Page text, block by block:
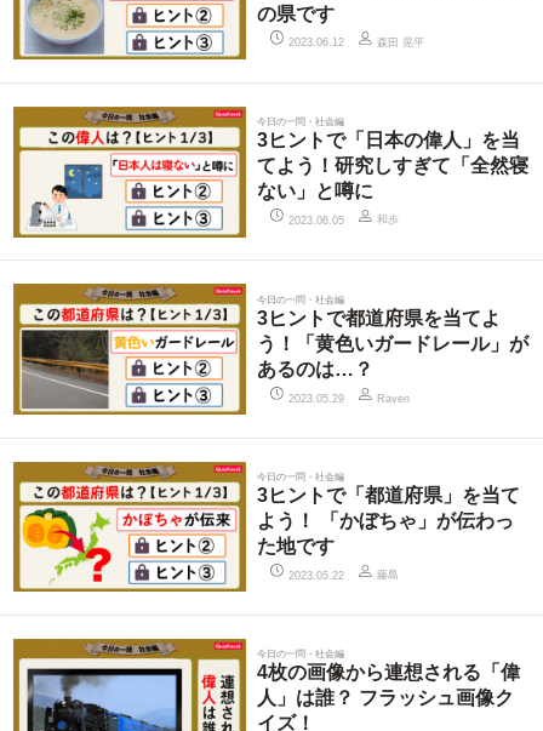
の県です
2023.06.12 森田 晃平
今日の一問・社会編
3ヒントで「日本の偉人」を当
てよう！研究しすぎて「全然寝
ない」と噂に
2023.06.05 和歩
今日の一問・社会編
3ヒントで都道府県を当てよ
う！「黄色いガードレール」が
あるのは…？
2023.05.29 Raven
今日の一問・社会編
3ヒントで「都道府県」を当て
よう！ 「かぼちゃ」が伝わっ
た地です
2023.05.22 藤島
今日の一問・社会編
4枚の画像から連想される「偉
人」は誰？ フラッシュ画像ク
イズ！